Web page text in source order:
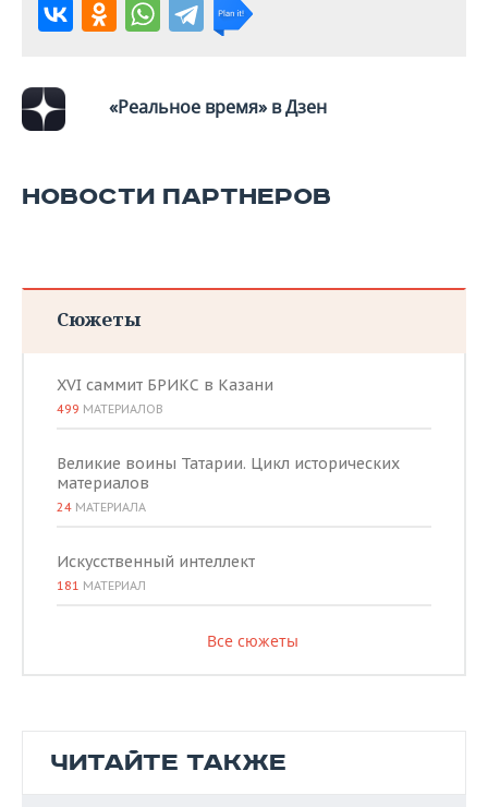
«Реальное время» в Дзен
НОВОСТИ ПАРТНЕРОВ
Сюжеты
XVI саммит БРИКС в Казани
499 МАТЕРИАЛОВ
Великие воины Татарии. Цикл исторических
материалов
24 МАТЕРИАЛА
Искусственный интеллект
181 МАТЕРИАЛ
Все сюжеты
ЧИТАЙТЕ ТАКЖЕ